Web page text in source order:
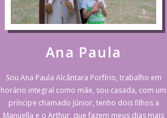
Ana Paula
Sou Ana Paula Alcântara Porfírio, trabalho em
horário integral como mãe, sou casada, com um
príncipe chamado Júnior, tenho dois filhos a
Manuella e o Arthur, que fazem meus dias mais